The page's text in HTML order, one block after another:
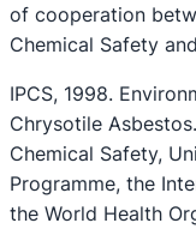
of cooperation
Chemical Safety
IPCS, 1998.
Chrysotile
Chemical Safety,
Programme, the
the World Health